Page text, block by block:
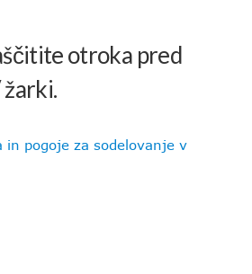
otroka pred
in pogoje za sodelovanje v